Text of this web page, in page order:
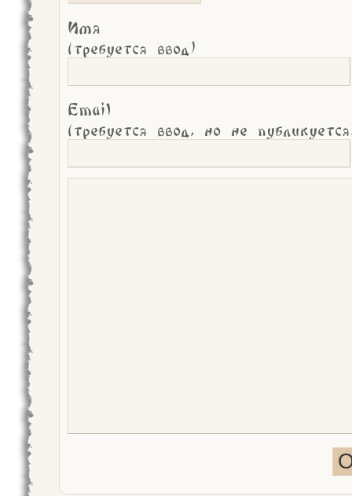
Имя
(требуется ввод)
Email
(требуется ввод, но не